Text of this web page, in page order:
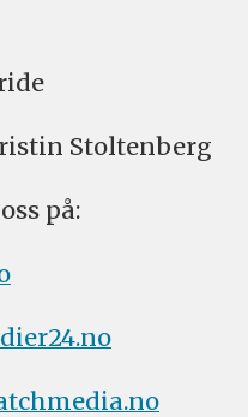
Stoltenberg
på: